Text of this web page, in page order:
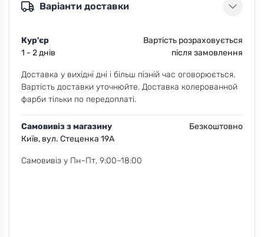
Варіанти доставки
Кур'єр
1 - 2 днів
Вартість розраховується
після замовлення
Доставка у вихідні дні і більш пізній час оговорюється.
Вартість доставки уточнюйте. Доставка колерованной
фарби тільки по передоплаті.
Самовивіз з магазину
Київ, вул. Стеценка 19А
Безкоштовно
Самовивіз у Пн–Пт, 9:00–18:00